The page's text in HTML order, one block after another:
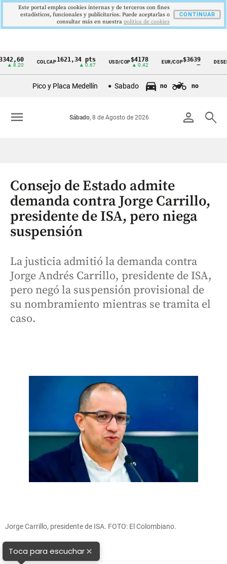
Cintillo
Colombia
COLCAP1621,34 pts USD/COP$4178
▲ 0.42
EUR/COP$3639
—
DESEMPLEO
Pico y Placa Medellín Sabado no no
person search
Sábado, 8 de Agosto de 2026
menu
Consejo de Estado admite
demanda contra Jorge Carrillo,
presidente de ISA, pero niega
suspensión
La justicia admitió la demanda contra
Jorge Andrés Carrillo, presidente de ISA,
pero negó la suspensión provisional de
su nombramiento mientras se tramita el
caso.
Jorge Carrillo, presidente de ISA. FOTO: El Colombiano.
Toca para escuchar×
Este portal emplea cookies internas y de terceros con fines
estadísticos, funcionales y publicitarios. Puede aceptarlas o
consultar más en nuestra politica de cookies
CONTINUAR